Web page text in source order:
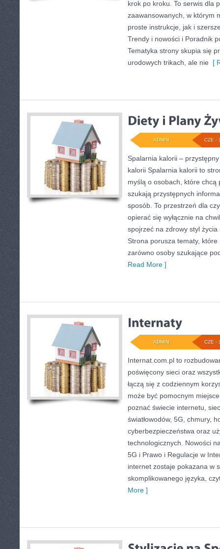
krok po kroku. To serwis dla
zaawansowanych, w którym
proste instrukcje, jak i
Trendy i nowości i Poradnik
Tematyka strony skupia się
urodowych trikach, ale nie [
CZE -
ADMIN
Spalarnia kalorii –
kalorii Spalarnia kalorii to
myślą o osobach, które
szukają przystępnych
sposób. To przestrzeń dla
opierać się wyłącznie na
spojrzeć na zdrowy styl
Strona porusza tematy,
zarówno osoby szukające
Read More ]
CZE -
ADMIN
Internat.com.pl to
poświęcony sieci oraz
łączą się z codziennym
może być pomocnym
poznać świecie internetu,
światłowodów, 5G, chmury,
cyberbezpieczeństwa oraz
technologicznych. Nowości
5G i Prawo i Regulacje w
internet zostaje pokazana w
skomplikowanego języka,
More ]